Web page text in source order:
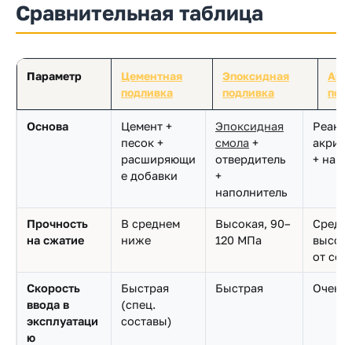
Сравнительная таблица
Параметр
Цементная
подливка
Эпоксидная
подливка
Основа
Цемент +
песок +
расширяющи
е добавки
Эпоксидная
смола +
отвердитель
+
наполнитель
+
Прочность
на сжатие
В среднем
ниже
Высокая, 90–
120 МПа
от
Скорость
ввода в
эксплуатаци
ю
Быстрая
(спец.
составы)
Быстрая Очень